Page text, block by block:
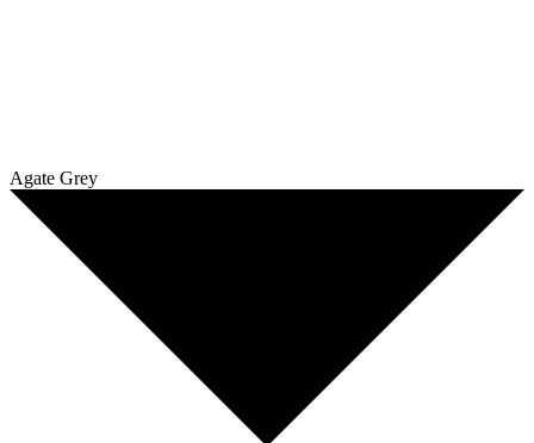
Agate Grey